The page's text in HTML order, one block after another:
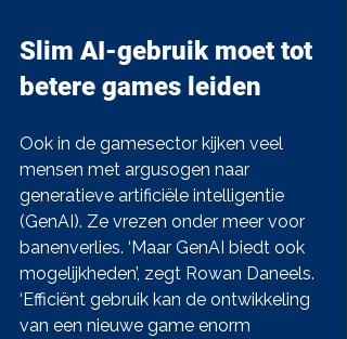
Slim AI-gebruik moet tot
betere games leiden
Ook in de gamesector kijken veel
mensen met argusogen naar
generatieve artificiële intelligentie
(GenAI). Ze vrezen onder meer voor
banenverlies. ‘Maar GenAI biedt ook
mogelijkheden’, zegt Rowan Daneels.
‘Efficiënt gebruik kan de ontwikkeling
van een nieuwe game enorm